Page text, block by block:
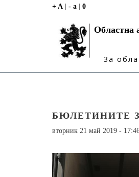
+ A - a 0
Областна
За
БЮЛЕТИНИТЕ
вторник 21 май 2019 -